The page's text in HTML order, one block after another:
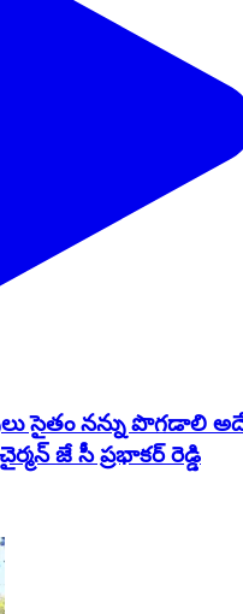
సైతం నన్ను పొగడాలి
జే సీ ప్రభాకర్ రెడ్డి